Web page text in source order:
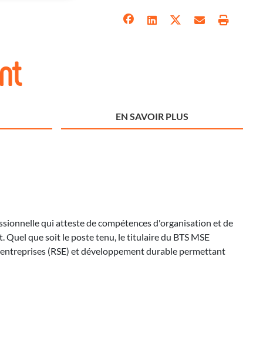
EN SAVOIR PLUS
qui atteste de compétences d'organisation et de
que soit le poste tenu, le titulaire du BTS MSE
(RSE) et développement durable permettant